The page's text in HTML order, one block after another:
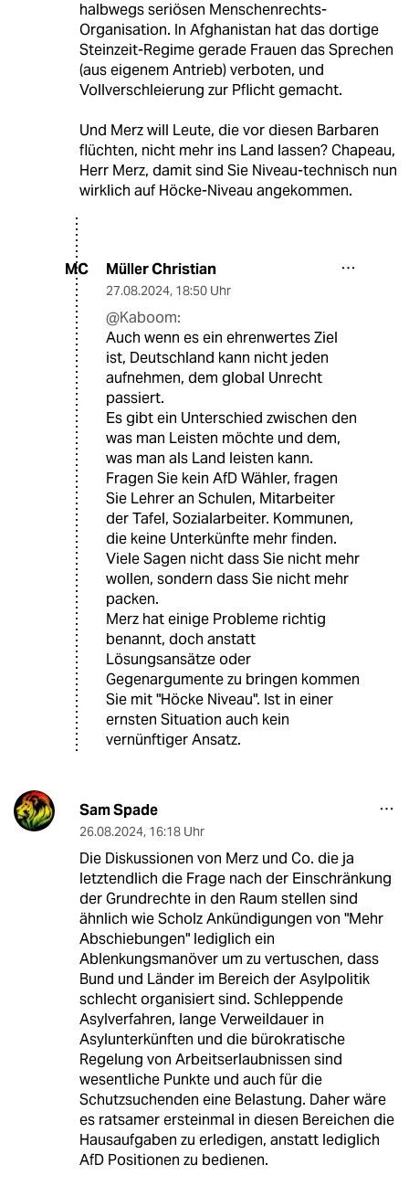
halbwegs seriösen Menschenrechts-
Organisation. In Afghanistan hat das dortige
Steinzeit-Regime gerade Frauen das Sprechen
(aus eigenem Antrieb) verboten, und
Vollverschleierung zur Pflicht gemacht.
Und Merz will Leute, die vor diesen Barbaren
flüchten, nicht mehr ins Land lassen? Chapeau,
Herr Merz, damit sind Sie Niveau-technisch nun
wirklich auf Höcke-Niveau angekommen.
MC Müller Christian
27.08.2024, 18:50 Uhr
@Kaboom:
Auch wenn es ein ehrenwertes Ziel
ist, Deutschland kann nicht jeden
aufnehmen, dem global Unrecht
passiert.
Es gibt ein Unterschied zwischen den
was man Leisten möchte und dem,
was man als Land leisten kann.
Fragen Sie kein AfD Wähler, fragen
Sie Lehrer an Schulen, Mitarbeiter
der Tafel, Sozialarbeiter. Kommunen,
die keine Unterkünfte mehr finden.
Viele Sagen nicht dass Sie nicht mehr
wollen, sondern dass Sie nicht mehr
packen.
Merz hat einige Probleme richtig
benannt, doch anstatt
Lösungsansätze oder
Gegenargumente zu bringen kommen
Sie mit "Höcke Niveau". Ist in einer
ernsten Situation auch kein
vernünftiger Ansatz.
Sam Spade
26.08.2024, 16:18 Uhr
Die Diskussionen von Merz und Co. die ja
letztendlich die Frage nach der Einschränkung
der Grundrechte in den Raum stellen sind
ähnlich wie Scholz Ankündigungen von "Mehr
Abschiebungen" lediglich ein
Ablenkungsmanöver um zu vertuschen, dass
Bund und Länder im Bereich der Asylpolitik
schlecht organisiert sind. Schleppende
Asylverfahren, lange Verweildauer in
Asylunterkünften und die bürokratische
Regelung von Arbeitserlaubnissen sind
wesentliche Punkte und auch für die
Schutzsuchenden eine Belastung. Daher wäre
es ratsamer ersteinmal in diesen Bereichen die
Hausaufgaben zu erledigen, anstatt lediglich
AfD Positionen zu bedienen.